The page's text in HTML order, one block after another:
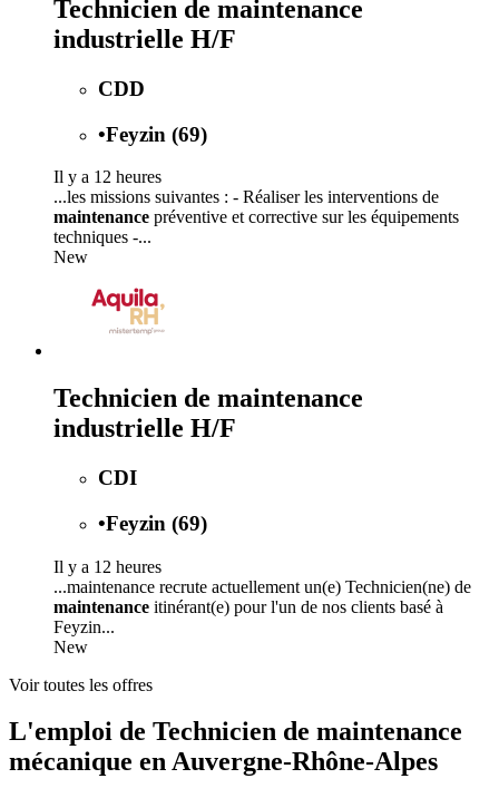
Technicien de maintenance
industrielle H/F
CDD
•Feyzin (69)
Il y a 12 heures
...les missions suivantes : - Réaliser les interventions de
maintenance préventive et corrective sur les équipements
techniques -...
New
Technicien de maintenance
industrielle H/F
CDI
•Feyzin (69)
Il y a 12 heures
...maintenance recrute actuellement un(e) Technicien(ne) de
maintenance itinérant(e) pour l'un de nos clients basé à
Feyzin...
New
Voir toutes les offres
L'emploi de Technicien de maintenance
mécanique en Auvergne-Rhône-Alpes